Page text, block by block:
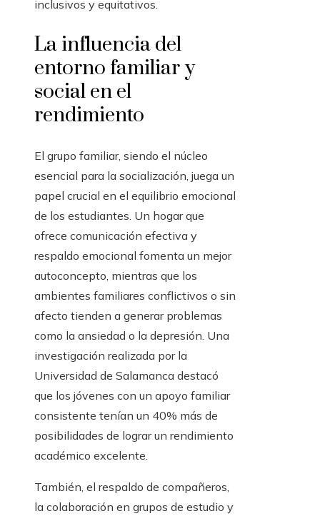
inclusivos y equitativos.
La influencia del
entorno familiar y
social en el
rendimiento
El grupo familiar, siendo el núcleo
esencial para la socialización, juega un
papel crucial en el equilibrio emocional
de los estudiantes. Un hogar que
ofrece comunicación efectiva y
respaldo emocional fomenta un mejor
autoconcepto, mientras que los
ambientes familiares conflictivos o sin
afecto tienden a generar problemas
como la ansiedad o la depresión. Una
investigación realizada por la
Universidad de Salamanca destacó
que los jóvenes con un apoyo familiar
consistente tenían un 40% más de
posibilidades de lograr un rendimiento
académico excelente.
También, el respaldo de compañeros,
la colaboración en grupos de estudio y